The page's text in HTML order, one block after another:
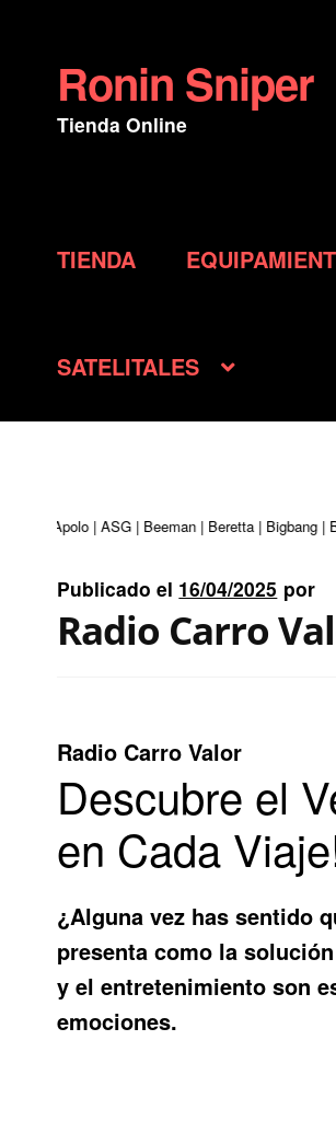
Ir
a
la
Ir
al
contenido
Ronin Sniper
Tienda Online
TIENDA
SATELITALES
| Apolo | ASG | Beeman | Beretta | Bigbang |
Publicado el 16/04/2025 por
Radio Carro
Radio Carro Valor
Descubre el
en Cada
¿Alguna vez has sentido
presenta como la
y el entretenimiento son
emociones.